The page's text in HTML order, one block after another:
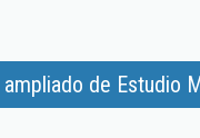
de Estudio